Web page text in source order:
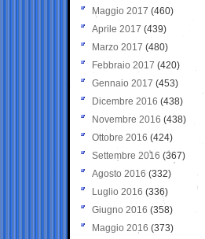
Maggio 2017 (460)
Aprile 2017 (439)
Marzo 2017 (480)
Febbraio 2017 (420)
Gennaio 2017 (453)
Dicembre 2016 (438)
Novembre 2016 (438)
Ottobre 2016 (424)
Settembre 2016 (367)
Agosto 2016 (332)
Luglio 2016 (336)
Giugno 2016 (358)
Maggio 2016 (373)